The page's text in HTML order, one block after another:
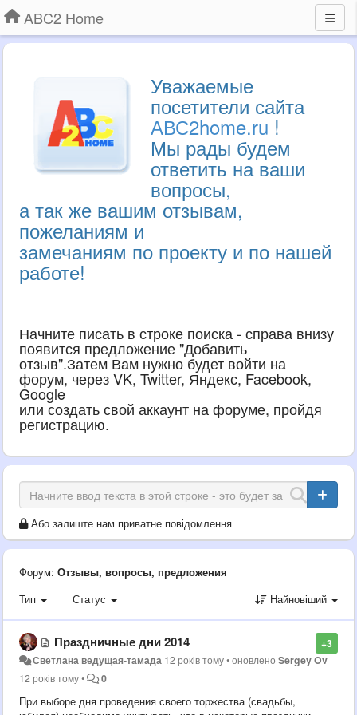
ABC2 Home
Уважаемые
посетители сайта
АВС2home.ru !
Мы рады будем
ответить на ваши
вопросы,
а так же вашим отзывам,
пожеланиям и
замечаниям по проекту и по нашей
работе!
Начните писать в строке поиска - справа внизу
появится предложение "Добавить
отзыв".Затем Вам нужно будет войти на
форум, через VK, Twitter, Яндекс, Facebook,
Google
или создать свой аккаунт на форуме, пройдя
регистрацию.
Або залиште нам приватне повідомлення
Форум: Отзывы, вопросы, предложения
Тип
Статус Найновіший
+3
Праздничные дни 2014
Светлана ведущая-тамада 12 років тому•оновленоSergey Ov
12 років тому• 0
При выборе дня проведения своего торжества (свадьбы,